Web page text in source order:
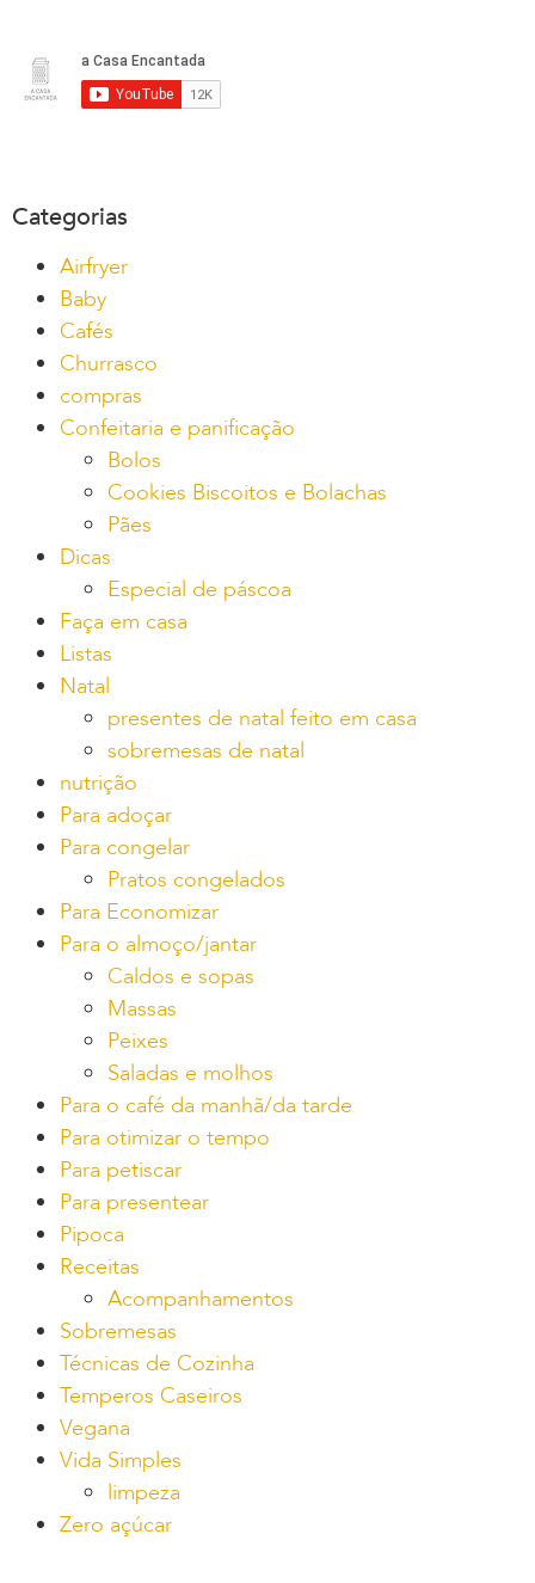
Categorias
Airfryer
Baby
Cafés
Churrasco
compras
Confeitaria e panificação
Bolos
Cookies Biscoitos e Bolachas
Pães
Dicas
Especial de páscoa
Faça em casa
Listas
Natal
presentes de natal feito em casa
sobremesas de natal
nutrição
Para adoçar
Para congelar
Pratos congelados
Para Economizar
Para o almoço/jantar
Caldos e sopas
Massas
Peixes
Saladas e molhos
Para o café da manhã/da tarde
Para otimizar o tempo
Para petiscar
Para presentear
Pipoca
Receitas
Acompanhamentos
Sobremesas
Técnicas de Cozinha
Temperos Caseiros
Vegana
Vida Simples
limpeza
Zero açúcar